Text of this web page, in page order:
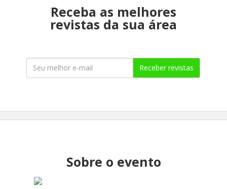
Receba as melhores
revistas da sua área
Receber revistas
Sobre o evento